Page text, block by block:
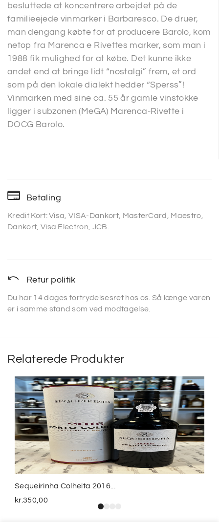
besluttede at koncentrere arbejdet på de
familieejede vinmarker i Barbaresco. De druer,
man dengang købte for at producere Barolo, kom
netop fra Marenca e Rivettes marker, som man i
1988 fik mulighed for at købe. Det kunne ikke
andet end at bringe lidt “nostalgi” frem, et ord
som på den lokale dialekt hedder “Sperss”!
Vinmarken med sine ca. 55 år gamle vinstokke
ligger i subzonen (MeGA) Marenca-Rivette i
DOCG Barolo.
Betaling
Kredit Kort: Visa, VISA-Dankort, MasterCard, Maestro,
Dankort, Visa Electron, JCB.
Retur politik
Du har 14 dages fortrydelsesret hos os. Så længe varen
er i samme stand som ved modtagelse.
Relaterede Produkter
Sequeirinha Colheita 2016...
kr.350,00